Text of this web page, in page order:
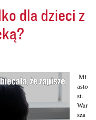
dla dzieci z
Mi
asto
st.
War
sza